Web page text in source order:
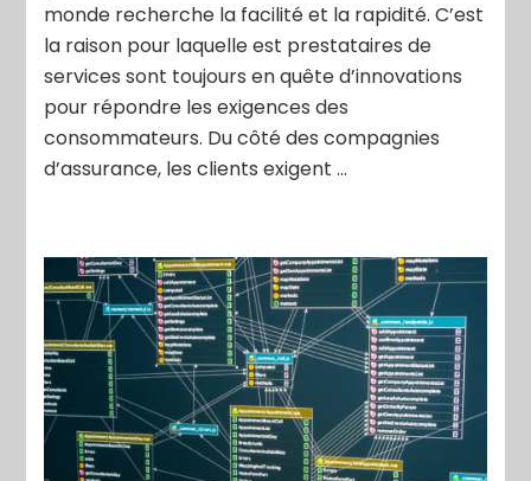
monde recherche la facilité et la rapidité. C’est
la raison pour laquelle est prestataires de
services sont toujours en quête d’innovations
pour répondre les exigences des
consommateurs. Du côté des compagnies
d’assurance, les clients exigent …